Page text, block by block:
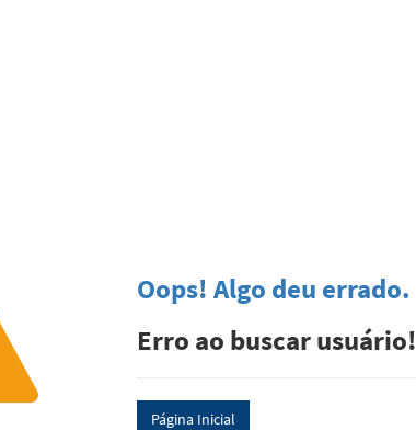
Oops! Algo deu errado.
Erro ao buscar usuário!
Página Inicial